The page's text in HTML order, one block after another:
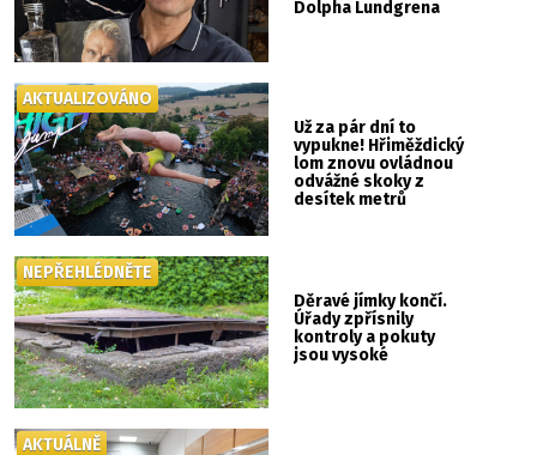
Dolpha Lundgrena
Už za pár dní to
vypukne! Hřiměždický
lom znovu ovládnou
odvážné skoky z
desítek metrů
AKTUALIZOVÁNO
Děravé jímky končí.
Úřady zpřísnily
kontroly a pokuty
jsou vysoké
NEPŘEHLÉDNĚTE
AKTUÁLNĚ